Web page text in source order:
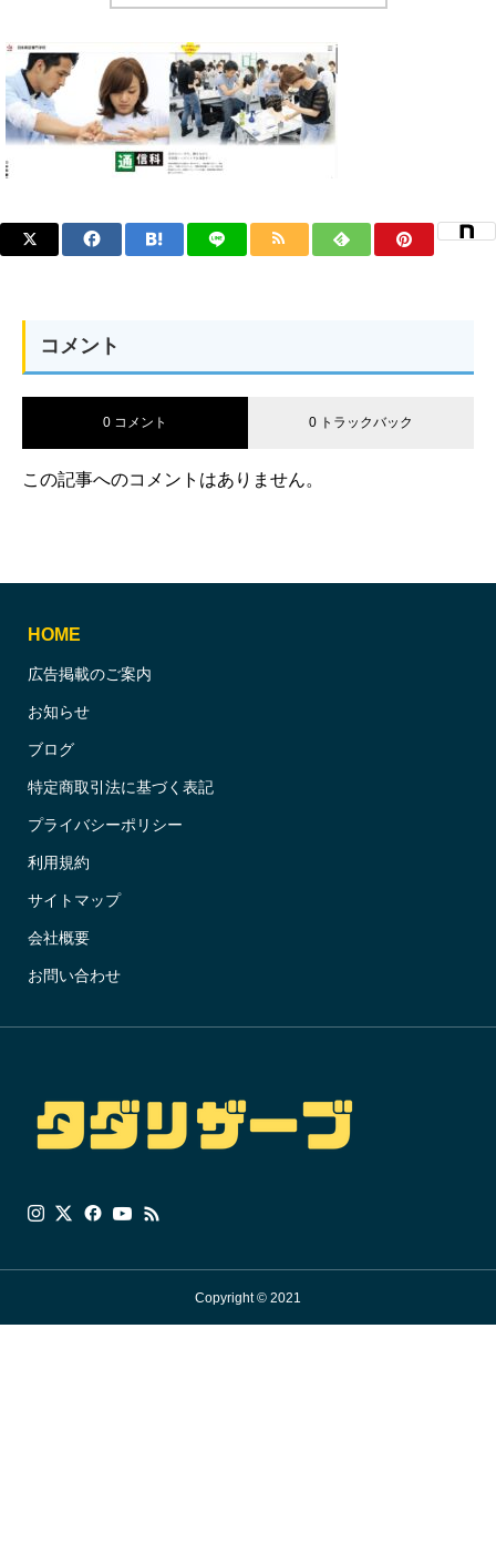
コメント
0 コメント 0 トラックバック
この記事へのコメントはありません。
HOME
広告掲載のご案内
お知らせ
ブログ
特定商取引法に基づく表記
プライバシーポリシー
利用規約
サイトマップ
会社概要
お問い合わせ
Copyright © 2021